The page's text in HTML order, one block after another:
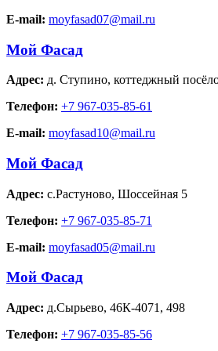
E-mail: moyfasad07@mail.ru
Мой Фасад
Адрес: д. Ступино, коттеджный
Телефон: +7 967-035-85-61
E-mail: moyfasad10@mail.ru
Мой Фасад
Адрес: с.Растуново, Шоссейная 5
Телефон: +7 967-035-85-71
E-mail: moyfasad05@mail.ru
Мой Фасад
Адрес: д.Сырьево, 46К-4071, 498
Телефон: +7 967-035-85-56